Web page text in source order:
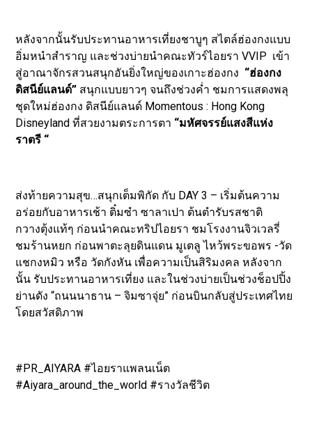
หลังจากนั้นรับประทานอาหารเที่ยงชาบูๆ สไตล์ฮ่องกงแบบ
อิ่มหนำสำราญ และช่วงบ่ายนำคณะทัวร์ไอยรา VVIP เข้า
สู่อาณาจักรสวนสนุกอันยิ่งใหญ่ของเกาะฮ่องกง “ฮ่องกง
ดิสนีย์แลนด์” สนุกแบบยาวๆ จนถึงช่วงค่ำ ชมการแสดงพลุ
ชุดใหม่ฮ่องกง ดิสนีย์แลนด์ Momentous : Hong Kong
Disneyland ที่สวยงามตระการตา “มหัศจรรย์แสงสีแห่ง
ราตรี “
ส่งท้ายความสุข…สนุกเต็มพิกัด กับ DAY 3 – เริ่มต้นความ
อร่อยกับอาหารเช้า ติ๋มซำ ซาลาเปา ต้นตำรับรสชาติ
กวางตุ้งแท้ๆ ก่อนนำคณะทริปไอยรา ชมโรงงานจิวเวลรี่
ชมร้านหยก ก่อนพาตะลุยดินแดน มูเตลู ไหว้พระขอพร -วัด
แชกงหมิว หรือ วัดกังหัน เพื่อความเป็นสิริมงคล หลังจาก
นั้น รับประทานอาหารเที่ยง และในช่วงบ่ายเป็นช่วงช็อปปิ้ง
ย่านดัง “ถนนนาธาน – จิมซาจุ่ย” ก่อนบินกลับสู่ประเทศไทย
โดยสวัสดิภาพ
#PR_AIYARA #ไอยราแพลนเน็ต
#Aiyara_around_the_world #รางวัลชีวิต